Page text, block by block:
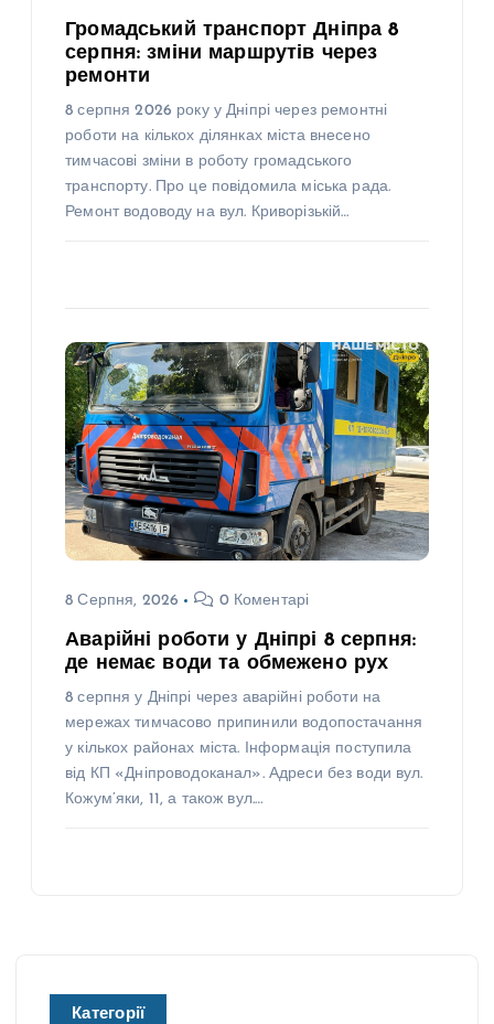
Громадський транспорт Дніпра 8
серпня: зміни маршрутів через
ремонти
8 серпня 2026 року у Дніпрі через ремонтні
роботи на кількох ділянках міста внесено
тимчасові зміни в роботу громадського
транспорту. Про це повідомила міська рада.
Ремонт водоводу на вул. Криворізькій…
8 Серпня, 2026 0 Коментарі
Аварійні роботи у Дніпрі 8 серпня:
де немає води та обмежено рух
8 серпня у Дніпрі через аварійні роботи на
мережах тимчасово припинили водопостачання
у кількох районах міста. Інформація поступила
від КП «Дніпроводоканал». Адреси без води вул.
Кожум’яки, 11, а також вул.…
Категорії